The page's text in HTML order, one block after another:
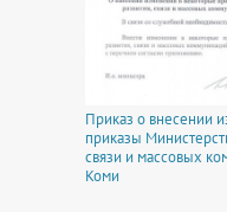
Приказ о внесении
приказы
связи и массовых
Коми